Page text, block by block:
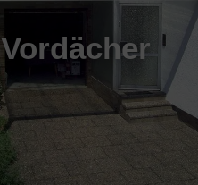
Vordächer